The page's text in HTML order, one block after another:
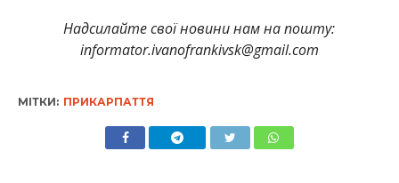
Надсилайте свої новини нам на пошту:
informator.ivanofrankivsk@gmail.com
МІТКИ: ПРИКАРПАТТЯ